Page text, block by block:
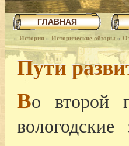
ГЛАВНАЯ
» История » Исторические обзоры »
Пути
Во второй